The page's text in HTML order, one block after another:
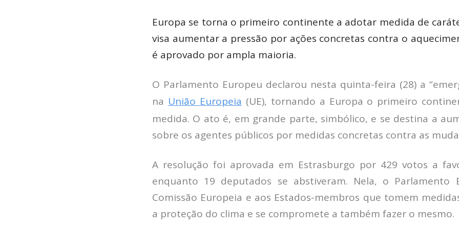
Europa se torna o primeiro continente a adotar medida de
visa aumentar a pressão por ações concretas contra o
é aprovado por ampla maioria.
O Parlamento Europeu declarou nesta quinta-feira (28) a
na União Europeia (UE), tornando a Europa o primeiro
medida. O ato é, em grande parte, simbólico, e se destina a
sobre os agentes públicos por medidas concretas contra as
A resolução foi aprovada em Estrasburgo por 429 votos a
enquanto 19 deputados se abstiveram. Nela, o Parlamento
Comissão Europeia e aos Estados-membros que tomem
a proteção do clima e se compromete a também fazer o mesmo.